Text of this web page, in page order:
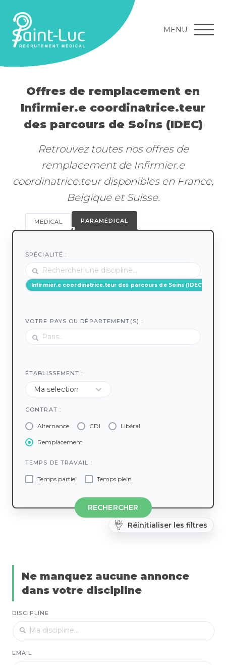
MENU
Offres de remplacement en
Infirmier.e coordinatrice.teur
des parcours de Soins (IDEC)
Retrouvez toutes nos offres de
remplacement de Infirmier.e
coordinatrice.teur disponibles en France,
Belgique et Suisse.
MÉDICAL PARAMÉDICAL
SPÉCIALITÉ :
Infirmier.e coordinatrice.teur des parcours de Soins (IDEC)
VOTRE PAYS OU DÉPARTEMENT(S) :
Réinitialiser les filtres
ÉTABLISSEMENT :
CONTRAT :
Alternance CDI Libéral
Remplacement
TEMPS DE TRAVAIL :
Temps partiel Temps plein
RECHERCHER
Ne manquez aucune annonce
dans votre discipline
DISCIPLINE
EMAIL